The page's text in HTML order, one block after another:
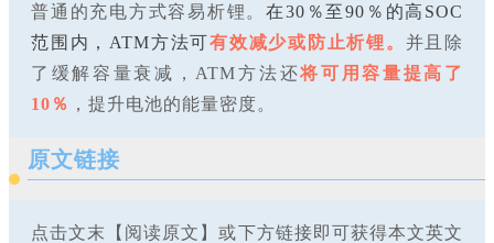
普通的充电方式容易析锂。 在30％至90％的高SOC
范围内，ATM方法可有效减少或防止析锂。 并且除
了缓解容量衰减，ATM方法还将可用容量提高了
10％ ，提升电池的能量密度。
原文链接
点击文末【阅读原文】或下方链接即可获得本文英文